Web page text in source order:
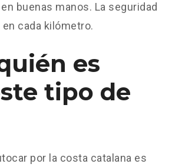
buenas manos. La seguridad
cada kilómetro.
es
tipo de
por la costa catalana es